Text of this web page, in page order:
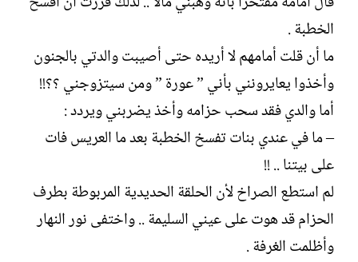
الخطبة .
ما أن قلت أمامهم لا أريده حتى أصيبت والدتي بالجنون
وأخذوا يعايرونني بأني ” عورة ” ومن سيتزوجني ؟؟!!
أما والدي فقد سحب حزامه وأخذ يضربني ويردد :
– ما في عندي بنات تفسخ الخطبة بعد ما العريس فات
على بيتنا .. !!
لم استطع الصراخ لأن الحلقة الحديدية المربوطة بطرف
الحزام قد هوت على عيني السليمة .. واختفى نور النهار
وأظلمت الغرفة .